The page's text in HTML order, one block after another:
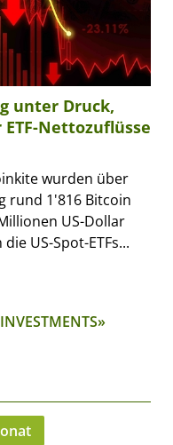
unter Druck,
Nettozuflüsse
wurden über
rund 1'816 Bitcoin
US-Dollar
US-Spot-ETFs...